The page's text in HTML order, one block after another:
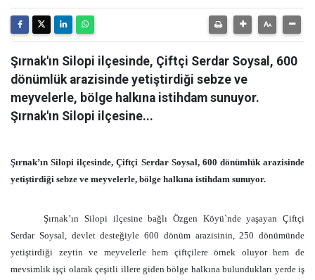
Şırnak'ın Silopi ilçesinde, Çiftçi Serdar Soysal, 600
dönümlük arazisinde yetiştirdiği sebze ve
meyvelerle, bölge halkına istihdam sunuyor.
Şırnak'ın Silopi ilçesine...
Şırnak’ın Silopi ilçesinde, Çiftçi Serdar Soysal, 600 dönümlük arazisinde
yetiştirdiği sebze ve meyvelerle, bölge halkına istihdam sunuyor.
Şırnak’ın Silopi ilçesine bağlı Özgen Köyü`nde yaşayan Çiftçi
Serdar Soysal, devlet desteğiyle 600 dönüm arazisinin, 250 dönümünde
yetiştirdiği zeytin ve meyvelerle hem çiftçilere örnek oluyor hem de
mevsimlik işçi olarak çeşitli illere giden bölge halkına bulundukları yerde iş